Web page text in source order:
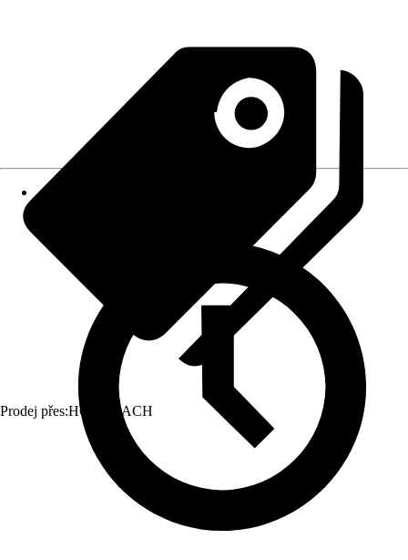
Prodej přes:HORNBACH